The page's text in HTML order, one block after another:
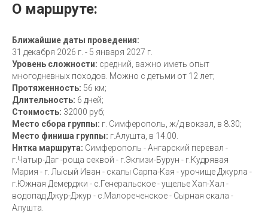
О маршруте:
Ближайшие даты проведения:
31 декабря 2026 г. - 5 января 2027 г.
Уровень сложности: средний, важно иметь опыт
многодневных походов. Можно с детьми от 12 лет;
Протяженность: 56 км;
Длительность: 6 дней;
Стоимость: 32000 руб;
Место сбора группы: г. Симферополь, ж/д вокзал, в 8.30;
Место финиша группы: г.Алушта, в 14.00.
Нитка маршрута: Симферополь - Ангарский перевал -
г.Чатыр-Даг -роща секвой - г.Эклизи-Бурун - г.Кудрявая
Мария - г. Лысый Иван - скалы Сарпа-Кая - урочище Джурла -
г.Южная Демерджи - с.Генеральское - ущелье Хап-Хал -
водопад Джур-Джур - с.Малореченское - Сырная скала -
Алушта.